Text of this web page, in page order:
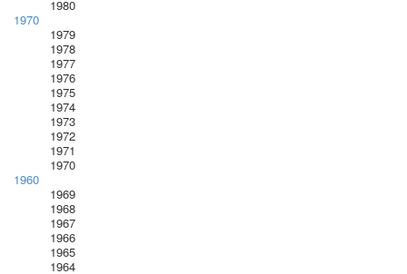
1980
1970
1979
1978
1977
1976
1975
1974
1973
1972
1971
1970
1960
1969
1968
1967
1966
1965
1964